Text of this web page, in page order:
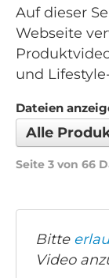
Auf dieser
Webseite
und
Dateien
Alle
Seite 3 von 66
Bitte
Video